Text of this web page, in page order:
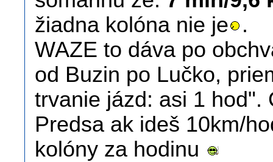
žiadna kolóna nie je
.
WAZE to dáva po
od Buzin po Lučko,
trvanie jázd: asi 1 hod".
Predsa ak ideš 10km/
kolóny za hodinu